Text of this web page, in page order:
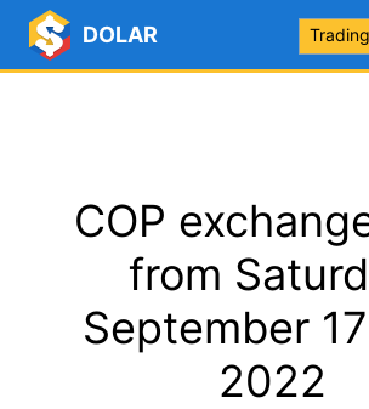
DOLAR Trading
COP
from
September
2022